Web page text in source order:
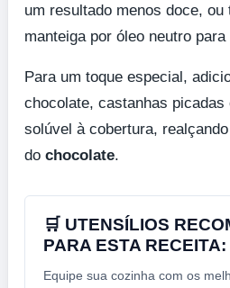
um resultado menos doce, ou
manteiga por óleo neutro
Para um toque especial,
chocolate, castanhas picadas
solúvel à cobertura,
do chocolate.
🛒 UTENSÍLIOS
PARA ESTA RECEITA:
Equipe sua cozinha com os